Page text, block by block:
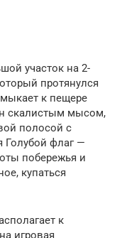
участок на 2-
протянулся
к пещере
скалистым мысом,
полосой с
Голубой флаг —
побережья и
купаться
к
игровая